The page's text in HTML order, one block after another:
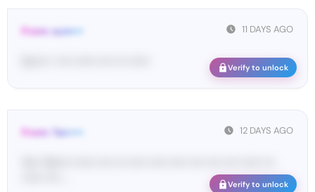
11 DAYS AGO
From: sum•••
Verify to unlock
12 DAYS AGO
From: Tan••••
Verify to unlock